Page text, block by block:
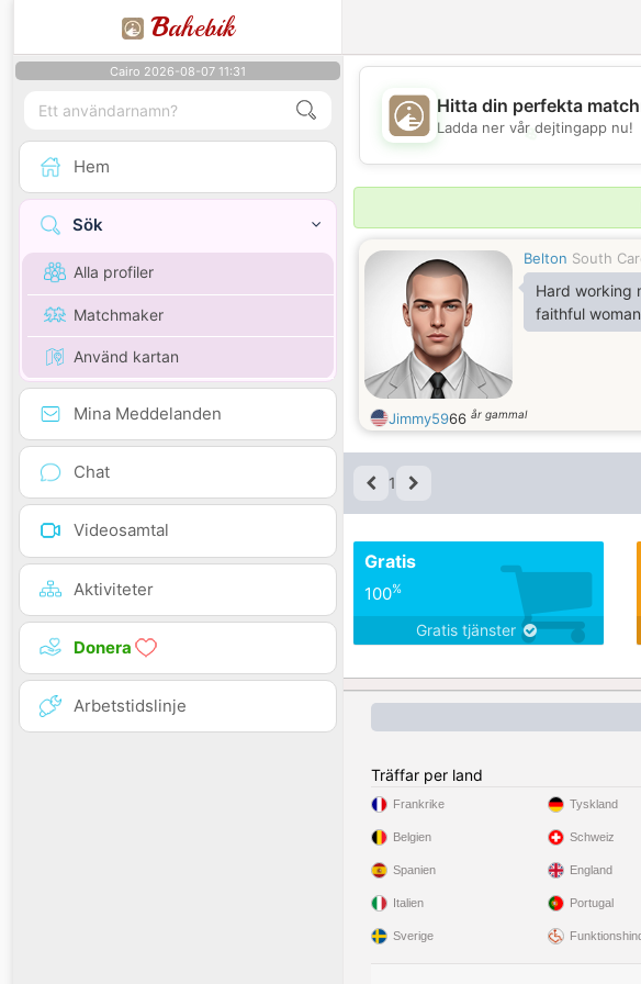
Bahebik
Cairo 2026-08-07 11:31
Hem
Sök
Alla profiler
Matchmaker
Använd kartan
Mina Meddelanden
Chat
Videosamtal
Aktiviteter
Donera
Arbetstidslinje
💖
Hitta din perfekta
Ladda ner vår dejtingapp nu!
Belton South
Hard working
faithful
Jimmy5966 år gammal
1
Gratis
100%
Gratis tjänster
Träffar per land
Frankrike
Belgien
Spanien
Italien
Sverige
Tyskland
Schweiz
England
Portugal